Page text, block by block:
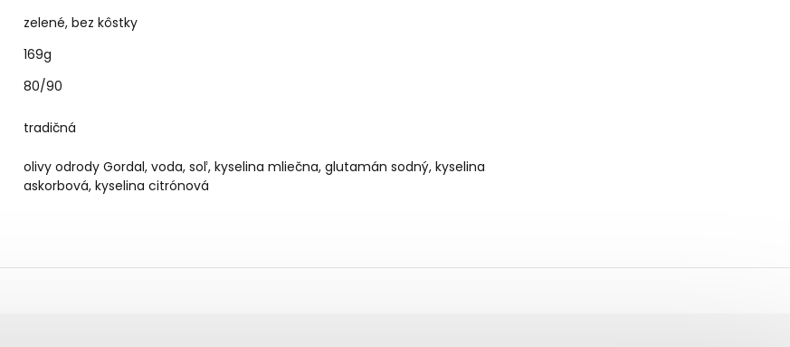
zelené, bez kôstky
169g
80/90
tradičná
olivy odrody Gordal, voda, soľ, kyselina mliečna, glutamán sodný, kyselina
askorbová, kyselina citrónová